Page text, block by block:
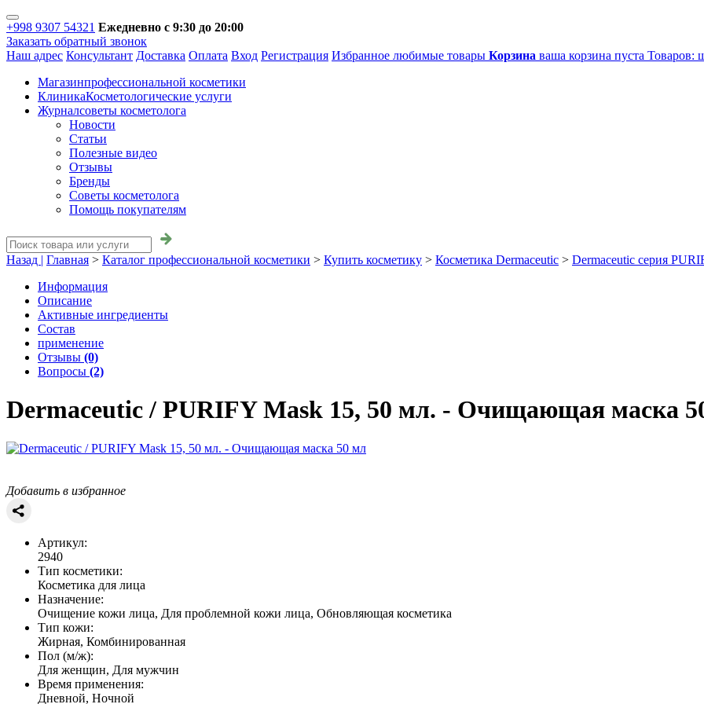
+998 9307 54321 Ежедневно с 9:30 до 20:00
Заказать обратный звонок
Наш адрес Консультант Доставка Оплата Вход Регистрация Избранное любимые товары Корзина ваша корзина пуста Товаров:
Магазинпрофессиональной косметики
КлиникаКосметологические услуги
Журналсоветы косметолога
Новости
Статьи
Полезные видео
Отзывы
Бренды
Советы косметолога
Помощь покупателям
Назад | Главная > Каталог профессиональной косметики > Купить косметику > Косметика Dermaceutic > Dermaceutic серия
Информация
Описание
Активные ингредиенты
Состав
применение
Отзывы (0)
Вопросы (2)
Dermaceutic / PURIFYMask 15, 50 мл. - Очищающая маска
Добавить в избранное
Артикул:
2940
Тип косметики:
Косметика для лица
Назначение:
Очищение кожи лица, Для проблемной кожи лица, Обновляющая косметика
Тип кожи:
Жирная, Комбинированная
Пол (м/ж):
Для женщин, Для мужчин
Время применения:
Дневной, Ночной